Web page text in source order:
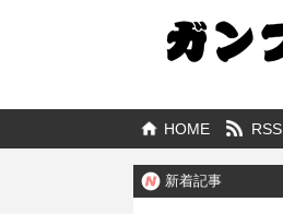
HOME RSS
新着記事